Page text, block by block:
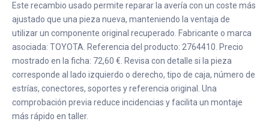
Este recambio usado permite reparar la avería con un coste más
ajustado que una pieza nueva, manteniendo la ventaja de
utilizar un componente original recuperado. Fabricante o marca
asociada: TOYOTA. Referencia del producto: 2764410. Precio
mostrado en la ficha: 72,60 €. Revisa con detalle si la pieza
corresponde al lado izquierdo o derecho, tipo de caja, número de
estrías, conectores, soportes y referencia original. Una
comprobación previa reduce incidencias y facilita un montaje
más rápido en taller.